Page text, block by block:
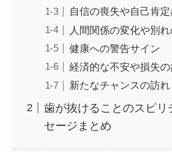
自信の喪失や自己肯
人間関係の変化や別
健康への警告サイン
経済的な不安や損失
新たなチャンスの訪れ
歯が抜けることのスピリ
セージまとめ